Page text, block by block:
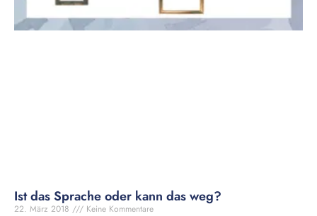
Ist das Sprache oder kann das weg?
22. März 2018 Keine Kommentare